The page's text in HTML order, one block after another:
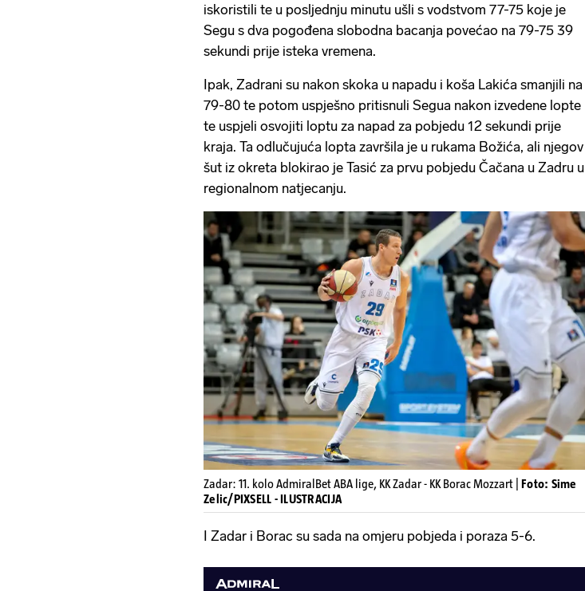
iskoristili te u posljednju minutu ušli s vodstvom 77-75 koje je
Segu s dva pogođena slobodna bacanja povećao na 79-75 39
sekundi prije isteka vremena.
Ipak, Zadrani su nakon skoka u napadu i koša Lakića smanjili na
79-80 te potom uspješno pritisnuli Segua nakon izvedene lopte
te uspjeli osvojiti loptu za napad za pobjedu 12 sekundi prije
kraja. Ta odlučujuća lopta završila je u rukama Božića, ali njegov
šut iz okreta blokirao je Tasić za prvu pobjedu Čačana u Zadru u
regionalnom natjecanju.
Zadar: 11. kolo AdmiralBet ABA lige, KK Zadar - KK Borac Mozzart | Foto: Sime
Zelic/PIXSELL - ILUSTRACIJA
I Zadar i Borac su sada na omjeru pobjeda i poraza 5-6.